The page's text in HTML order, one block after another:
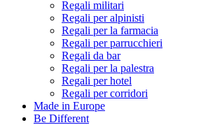
Regali militari
Regali per alpinisti
Regali per la farmacia
Regali per parrucchieri
Regali da bar
Regali per la palestra
Regali per hotel
Regali per corridori
Made in Europe
Be Different